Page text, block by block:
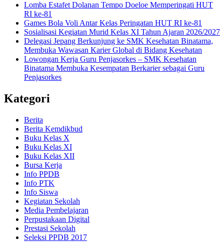
Lomba Estafet Dolanan Tempo Doeloe Memperingati HUT
RI ke-81
Games Bola Voli Antar Kelas Peringatan HUT RI ke-81
Sosialisasi Kegiatan Murid Kelas XI Tahun Ajaran 2026/2027
Delegasi Jepang Berkunjung ke SMK Kesehatan Binatama,
Membuka Wawasan Karier Global di Bidang Kesehatan
Lowongan Kerja Guru Penjasorkes – SMK Kesehatan
Binatama Membuka Kesempatan Berkarier sebagai Guru
Penjasorkes
Kategori
Berita
Berita Kemdikbud
Buku Kelas X
Buku Kelas XI
Buku Kelas XII
Bursa Kerja
Info PPDB
Info PTK
Info Siswa
Kegiatan Sekolah
Media Pembelajaran
Perpustakaan Digital
Prestasi Sekolah
Seleksi PPDB 2017